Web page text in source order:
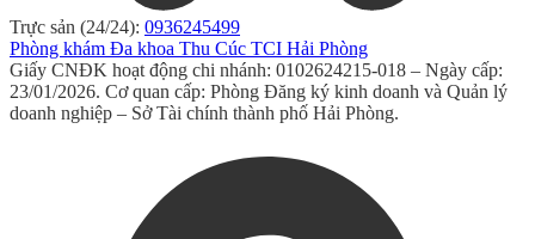
Trực sản (24/24): 0936245499
Phòng khám Đa khoa Thu Cúc TCI Hải Phòng
Giấy CNĐK hoạt động chi nhánh: 0102624215-018 – Ngày cấp:
23/01/2026. Cơ quan cấp: Phòng Đăng ký kinh doanh và Quản lý
doanh nghiệp – Sở Tài chính thành phố Hải Phòng.